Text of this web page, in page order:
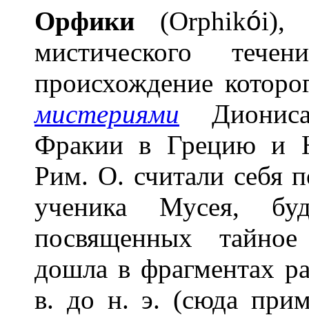
Орфики (Orphikói),
мистического
происхождение
мистериями
Фракии в Грецию и
Рим. О. считали себя
ученика Мусея,
посвященных
дошла в фрагментах
в. до н. э. (сюда